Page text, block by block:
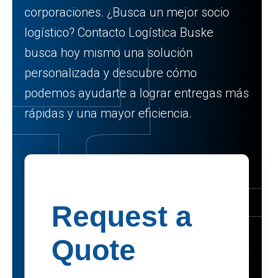
corporaciones. ¿Busca un mejor socio
logístico? Contacto Logística Buske
busca hoy mismo una solución
personalizada y descubre cómo
podemos ayudarte a lograr entregas más
rápidas y una mayor eficiencia.